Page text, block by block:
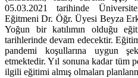
05.03.2021 tarihinde
Eğitmeni Dr. Öğr. Üyesi Beyza
Yoğun bir katılımın olduğu
tarihlerinde devam edecektir.
pandemi koşullarına uygun
etmektedir. Yıl sonuna kadar tüm
ilgili eğitimi almış olmaları